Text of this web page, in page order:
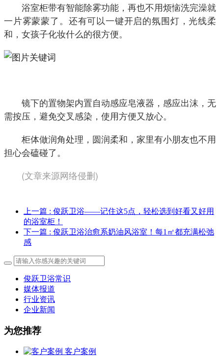
浴室柜带有智能除雾功能，再也不用烦恼洗完澡就
一片雾蒙蒙了。还有可以一键开启的氛围灯，光线柔
和，女孩子化妆什么的很方便。
镜下的置物架内置自动感应皂液器，感应出沫，无
需按压，避免交叉感染，使用方便又放心。
柜体做润角处理，圆润柔和，家里有小朋友也不用
担心会磕碰了。
(文章来源网络侵删)
上一篇 : 俊跃卫浴——记住这5点，轻松选到好看又好用
的浴室柜！
下一篇 : 俊跃卫浴治愈系奶油风浴室！每1㎡都充满松弛
感
俊跃卫浴常识
媒体报道
行业资讯
企业新闻
为您推荐
客户案例